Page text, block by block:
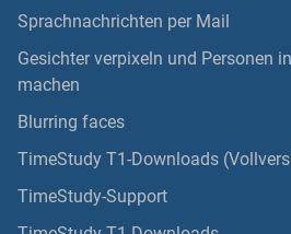
Sprachnachrichten per Mail
Gesichter verpixeln und Personen
machen
Blurring faces
TimeStudy T1-Downloads
TimeStudy-Support